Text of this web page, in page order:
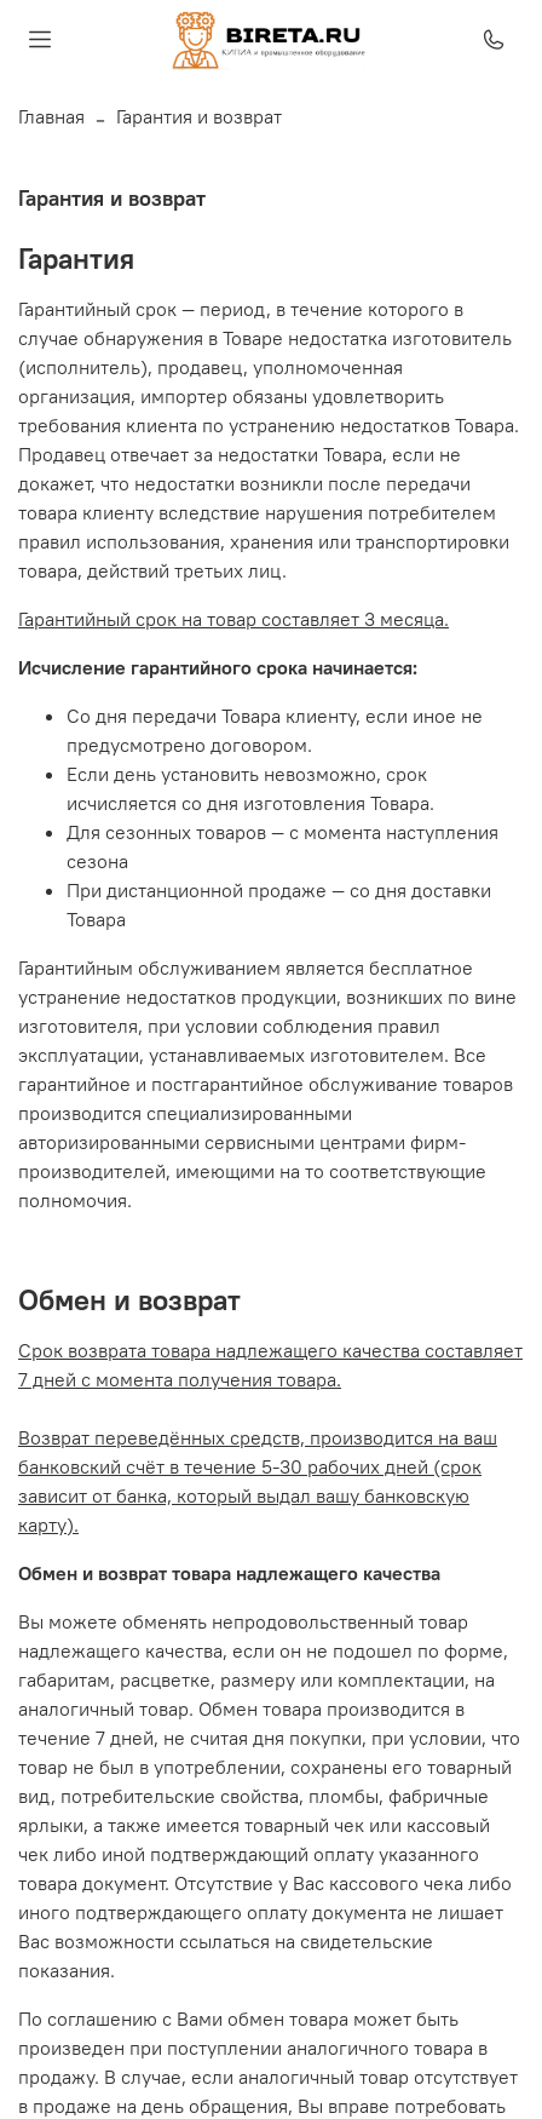
Главная Гарантия и возврат
Гарантия и возврат
Гарантия
Гарантийный срок — период, в течение которого в
случае обнаружения в Товаре недостатка изготовитель
(исполнитель), продавец, уполномоченная
организация, импортер обязаны удовлетворить
требования клиента по устранению недостатков Товара.
Продавец отвечает за недостатки Товара, если не
докажет, что недостатки возникли после передачи
товара клиенту вследствие нарушения потребителем
правил использования, хранения или транспортировки
товара, действий третьих лиц.
Гарантийный срок на товар составляет 3 месяца.
Исчисление гарантийного срока начинается:
Со дня передачи Товара клиенту, если иное не
предусмотрено договором.
Если день установить невозможно, срок
исчисляется со дня изготовления Товара.
Для сезонных товаров — с момента наступления
сезона
При дистанционной продаже — со дня доставки
Товара
Гарантийным обслуживанием является бесплатное
устранение недостатков продукции, возникших по вине
изготовителя, при условии соблюдения правил
эксплуатации, устанавливаемых изготовителем. Все
гарантийное и постгарантийное обслуживание товаров
производится специализированными
авторизированными сервисными центрами фирм-
производителей, имеющими на то соответствующие
полномочия.
Обмен и возврат
Срок возврата товара надлежащего качества составляет
7 дней с момента получения товара.
Возврат переведённых средств, производится на ваш
банковский счёт в течение 5-30 рабочих дней (срок
зависит от банка, который выдал вашу банковскую
карту).
Обмен и возврат товара надлежащего качества
Вы можете обменять непродовольственный товар
надлежащего качества, если он не подошел по форме,
габаритам, расцветке, размеру или комплектации, на
аналогичный товар. Обмен товара производится в
течение 7 дней, не считая дня покупки, при условии, что
товар не был в употреблении, сохранены его товарный
вид, потребительские свойства, пломбы, фабричные
ярлыки, а также имеется товарный чек или кассовый
чек либо иной подтверждающий оплату указанного
товара документ. Отсутствие у Вас кассового чека либо
иного подтверждающего оплату документа не лишает
Вас возможности ссылаться на свидетельские
показания.
По соглашению с Вами обмен товара может быть
произведен при поступлении аналогичного товара в
продажу. В случае, если аналогичный товар отсутствует
в продаже на день обращения, Вы вправе потребовать